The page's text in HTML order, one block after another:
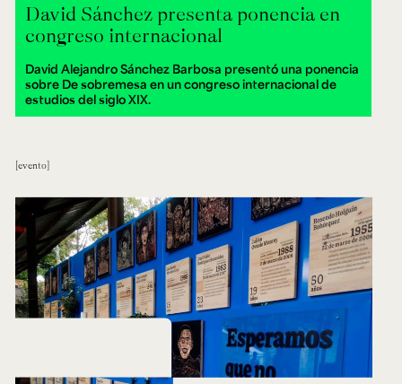
David Sánchez presenta ponencia en
congreso internacional
David Alejandro Sánchez Barbosa presentó una ponencia
sobre De sobremesa en un congreso internacional de
estudios del siglo XIX.
evento